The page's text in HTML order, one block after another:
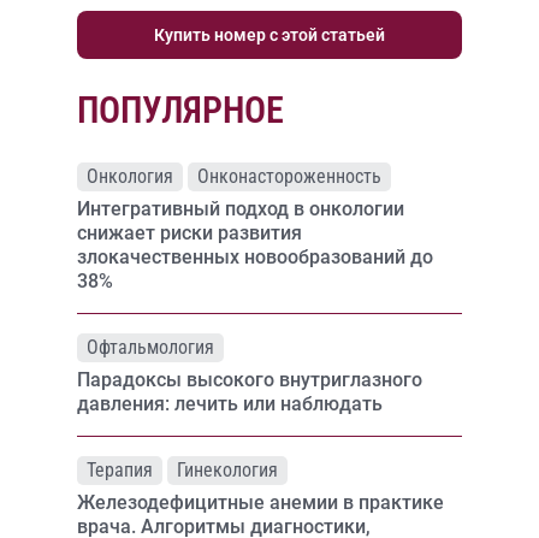
Купить номер с этой статьей
ПОПУЛЯРНОЕ
Онкология
Онконастороженность
Интегративный подход в онкологии
снижает риски развития
злокачественных новообразований до
38%
Офтальмология
Парадоксы высокого внутриглазного
давления: лечить или наблюдать
Терапия
Гинекология
Железодефицитные анемии в практике
врача. Алгоритмы диагностики,